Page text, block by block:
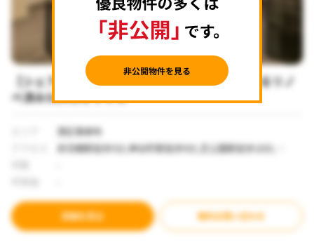
【シェアオフィス 赤羽橋駅】東京タワーが望めるリノ
ベ済みSOHOオフィス
港区東麻布
赤羽橋駅徒歩5分,神谷町駅徒歩9分,芝公園駅徒歩10分,麻
詳細を見る 無料お問い合わせ